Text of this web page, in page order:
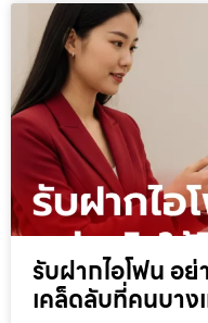
รับฝากไอโฟน อย่
เคล็ดลับที่คนบาง